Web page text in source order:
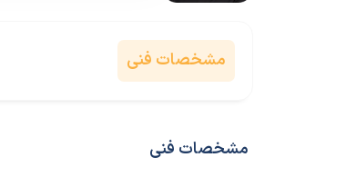
مشخصات فنی
مشخصات فنی